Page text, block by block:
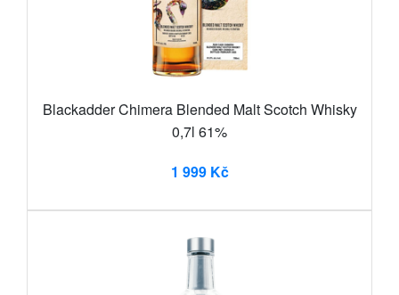
Blackadder Chimera Blended Malt Scotch Whisky
0,7l 61%
1 999 Kč